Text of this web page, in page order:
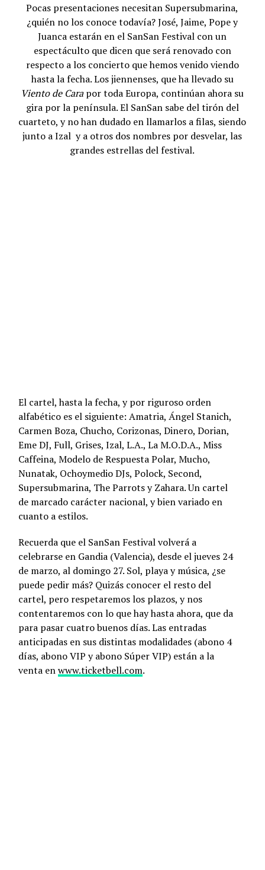
Pocas presentaciones necesitan Supersubmarina,
¿quién no los conoce todavía? José, Jaime, Pope y
Juanca estarán en el SanSan Festival con un
espectáculto que dicen que será renovado con
respecto a los concierto que hemos venido viendo
hasta la fecha. Los jiennenses, que ha llevado su
Viento de Carapor toda Europa, continúan ahora su
gira por la península. El SanSan sabe del tirón del
cuarteto, y no han dudado en llamarlos a filas, siendo
junto a Izal y a otros dos nombres por desvelar, las
grandes estrellas del festival.
El cartel, hasta la fecha, y por riguroso orden
alfabético es el siguiente: Amatria, Ángel Stanich,
Carmen Boza, Chucho, Corizonas, Dinero, Dorian,
Eme DJ, Full, Grises, Izal, L.A., La M.O.D.A., Miss
Caffeina, Modelo de Respuesta Polar, Mucho,
Nunatak, Ochoymedio DJs, Polock, Second,
Supersubmarina, The Parrots y Zahara. Un cartel
de marcado carácter nacional, y bien variado en
cuanto a estilos.
Recuerda que el SanSan Festival volverá a
celebrarse en Gandia (Valencia), desde el jueves 24
de marzo, al domingo 27. Sol, playa y música, ¿se
puede pedir más? Quizás conocer el resto del
cartel, pero respetaremos los plazos, y nos
contentaremos con lo que hay hasta ahora, que da
para pasar cuatro buenos días. Las entradas
anticipadas en sus distintas modalidades (abono 4
días, abono VIP y abono Súper VIP) están a la
venta enwww.ticketbell.com.